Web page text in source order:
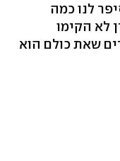
לנו כמה
לא הקימו
בן 43, ויש לו 11 ילדים שאת כולם הוא